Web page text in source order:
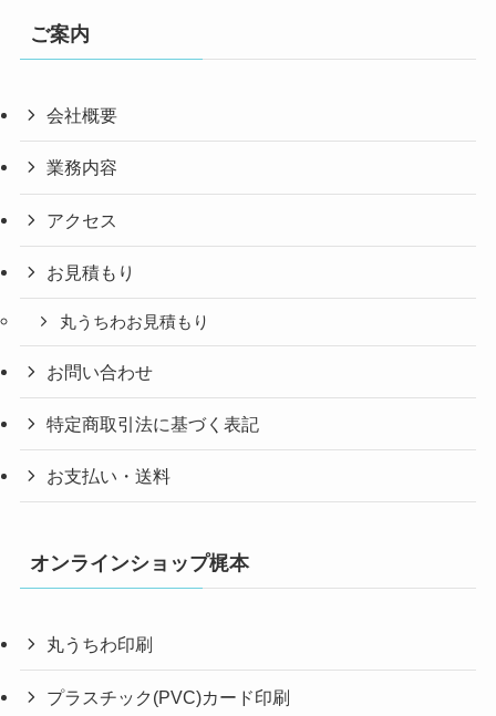
ご案内
会社概要
業務内容
アクセス
お見積もり
丸うちわお見積もり
お問い合わせ
特定商取引法に基づく表記
お支払い・送料
オンラインショップ梶本
丸うちわ印刷
プラスチック(PVC)カード印刷